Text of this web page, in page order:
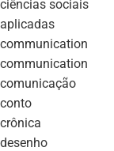
ciências sociais
aplicadas
communication
communication
comunicação
conto
crônica
desenho